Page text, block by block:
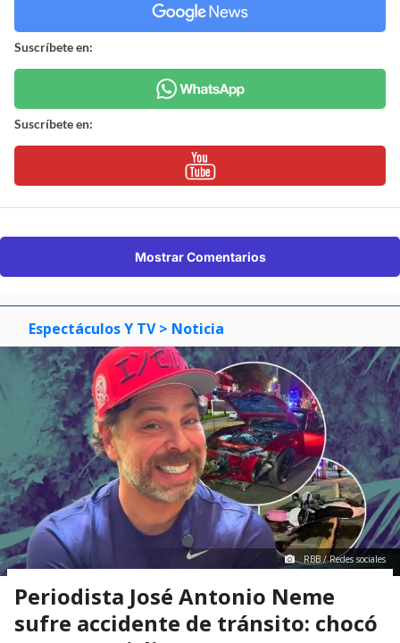
Suscríbete en:
Suscríbete en:
Mostrar Comentarios
Espectáculos Y TV > Noticia
RBB / Redes sociales
Periodista José Antonio Neme
sufre accidente de tránsito: chocó